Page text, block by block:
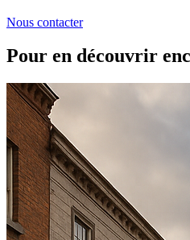
Nous contacter
Pour en découvrir